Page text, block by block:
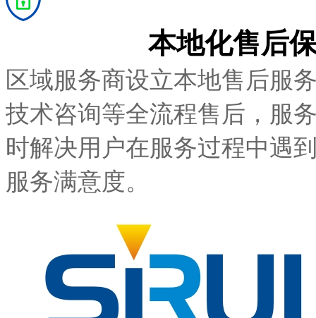
本地化售后
区域服务商设立本地售后服
技术咨询等全流程售后，服
时解决用户在服务过程中遇
服务满意度。